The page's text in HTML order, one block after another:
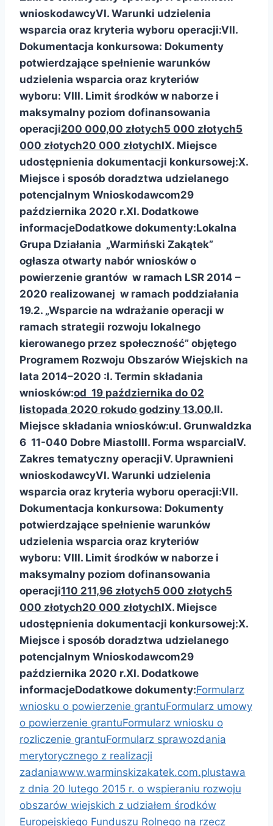
wnioskodawcyVI. Warunki udzielenia
wsparcia oraz kryteria wyboru operacji:VII.
Dokumentacja konkursowa: Dokumenty
potwierdzające spełnienie warunków
udzielenia wsparcia oraz kryteriów
wyboru: VIII. Limit środków w naborze i
maksymalny poziom dofinansowania
operacji200 000,00 złotych5 000 złotych5
000 złotych20 000 złotychIX. Miejsce
udostępnienia dokumentacji konkursowej:X.
Miejsce i sposób doradztwa udzielanego
potencjalnym Wnioskodawcom29
października 2020 r.XI. Dodatkowe
informacjeDodatkowe dokumenty:Lokalna
Grupa Działania „Warmiński Zakątek”
ogłasza otwarty nabór wniosków o
powierzenie grantów w ramach LSR 2014 –
2020 realizowanej w ramach poddziałania
19.2. „Wsparcie na wdrażanie operacji w
ramach strategii rozwoju lokalnego
kierowanego przez społeczność” objętego
Programem Rozwoju Obszarów Wiejskich na
lata 2014–2020 :I. Termin składania
wniosków:od 19 października do 02
listopada 2020 rokudo godziny 13.00.II.
Miejsce składania wniosków:ul. Grunwaldzka
6 11-040 Dobre MiastoIII. Forma wsparciaIV.
Zakres tematyczny operacjiV. Uprawnieni
wnioskodawcyVI. Warunki udzielenia
wsparcia oraz kryteria wyboru operacji:VII.
Dokumentacja konkursowa: Dokumenty
potwierdzające spełnienie warunków
udzielenia wsparcia oraz kryteriów
wyboru: VIII. Limit środków w naborze i
maksymalny poziom dofinansowania
operacji110 211,96 złotych5 000 złotych5
000 złotych20 000 złotychIX. Miejsce
udostępnienia dokumentacji konkursowej:X.
Miejsce i sposób doradztwa udzielanego
potencjalnym Wnioskodawcom29
października 2020 r.XI. Dodatkowe
informacjeDodatkowe dokumenty:Formularz
wniosku o powierzenie grantuFormularz umowy
o powierzenie grantuFormularz wniosku o
rozliczenie grantuFormularz sprawozdania
merytorycznego z realizacji
zadaniawww.warminskizakatek.com.plustawa
z dnia 20 lutego 2015 r. o wspieraniu rozwoju
obszarów wiejskich z udziałem środków
Europejskiego Funduszu Rolnego na rzecz